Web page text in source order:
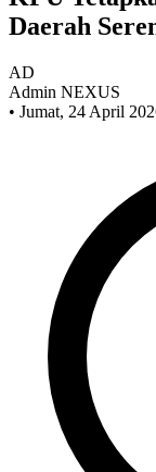
Daerah
AD
Admin NEXUS
• Jumat, 24 April